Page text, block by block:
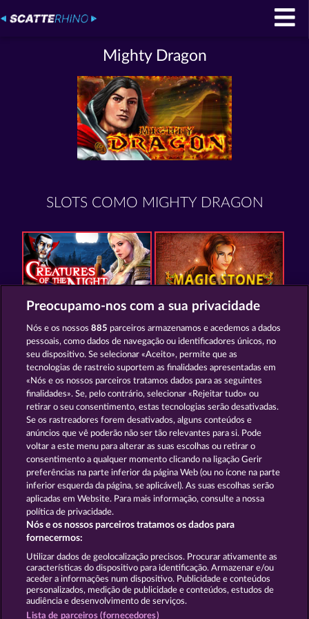
Mighty Dragon
SLOTS COMO MIGHTY DRAGON
Creatures of the Night Magic Stone
Dragonheart The Nibelung Legends Valkyries - The Nibelung Legends
Termos e Condições
Declaração de Privacidade Marca
Empresa Perguntas frequentes
Enviar pedido de rescisão
Preocupamo-nos com a sua privacidade
Nós e os nossos885 parceiros armazenamos e acedemos a dados
pessoais, como dados de navegação ou identificadores únicos, no
seu dispositivo. Se selecionar «Aceito», permite que as
tecnologias de rastreio suportem as finalidades apresentadas em
«Nós e os nossos parceiros tratamos dados para as seguintes
finalidades». Se, pelo contrário, selecionar «Rejeitar tudo» ou
retirar o seu consentimento, estas tecnologias serão desativadas.
Se os rastreadores forem desativados, alguns conteúdos e
anúncios que vê poderão não ser tão relevantes para si. Pode
voltar a este menu para alterar as suas escolhas ou retirar o
consentimento a qualquer momento clicando na ligação Gerir
preferências na parte inferior da página Web (ou no ícone na parte
inferior esquerda da página, se aplicável). As suas escolhas serão
aplicadas em Website. Para mais informação, consulte a nossa
política de privacidade.
Nós e os nossos parceiros tratamos os dados para
fornecermos:
Utilizar dados de geolocalização precisos. Procurar ativamente as
características do dispositivo para identificação. Armazenar e/ou
aceder a informações num dispositivo. Publicidade e conteúdos
personalizados, medição de publicidade e conteúdos, estudos de
audiência e desenvolvimento de serviços.
Lista de parceiros (fornecedores)